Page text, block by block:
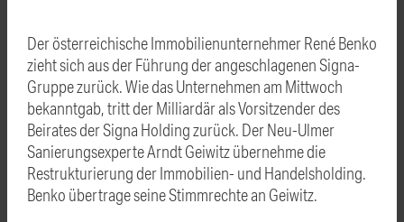
Der österreichische Immobilienunternehmer René Benko
zieht sich aus der Führung der angeschlagenen Signa-
Gruppe zurück. Wie das Unternehmen am Mittwoch
bekanntgab, tritt der Milliardär als Vorsitzender des
Beirates der Signa Holding zurück. Der Neu-Ulmer
Sanierungsexperte ArndtGeiwitzübernehme die
Restrukturierung der Immobilien- und Handelsholding.
Benko übertrage seine Stimmrechte an Geiwitz.